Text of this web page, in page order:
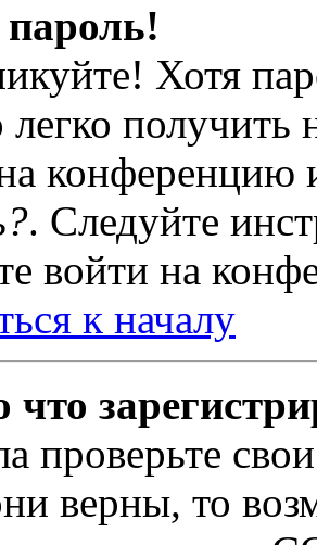
Хотя
получить
. Следуйте
войти на
к началу
что
проверьте
верны, то